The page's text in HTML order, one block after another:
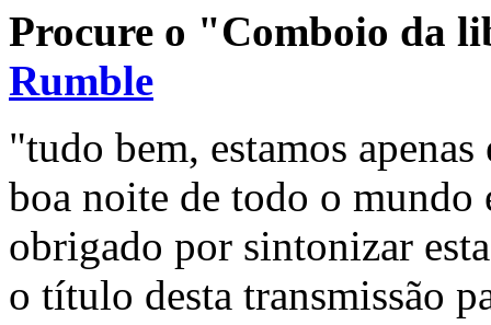
Procure o "Comboio da
Rumble
"tudo bem, estamos apenas
boa noite de todo o mundo
obrigado por sintonizar
o título desta transmissão